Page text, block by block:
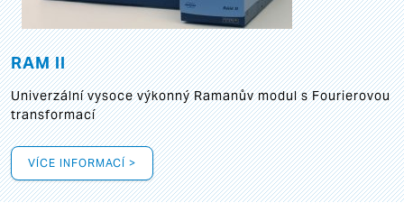
RAM II
Univerzální vysoce výkonný Ramanův modul s Fourierovou
transformací
VÍCE INFORMACÍ >